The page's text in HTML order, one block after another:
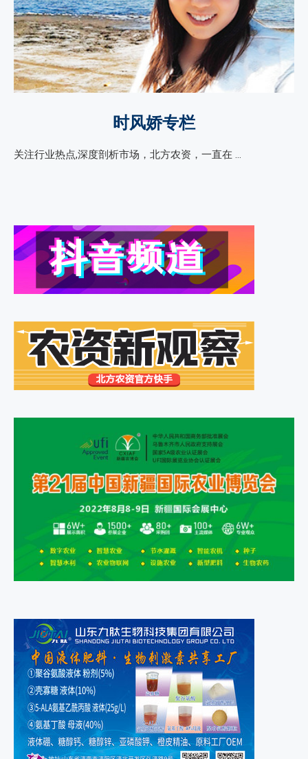
时风娇专栏
关注行业热点,深度剖析市场，北方农资，一直在 …